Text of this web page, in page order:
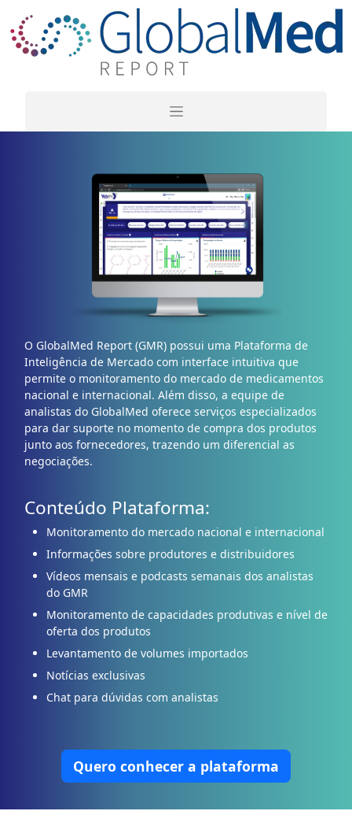
O GlobalMed Report (GMR) possui uma Plataforma de
Inteligência de Mercado com interface intuitiva que
permite o monitoramento do mercado de medicamentos
nacional e internacional. Além disso, a equipe de
analistas do GlobalMed oferece serviços especializados
para dar suporte no momento de compra dos produtos
junto aos fornecedores, trazendo um diferencial as
negociações.
Conteúdo Plataforma:
Monitoramento do mercado nacional e internacional
Informações sobre produtores e distribuidores
Vídeos mensais e podcasts semanais dos analistas
do GMR
Monitoramento de capacidades produtivas e nível de
oferta dos produtos
Levantamento de volumes importados
Notícias exclusivas
Chat para dúvidas com analistas
Quero conhecer a plataforma